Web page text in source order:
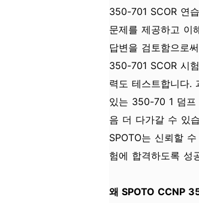
350-701 SCOR 연
문제를 제공하고 이
답변을 검토함으로
350-701 SCOR 시
력도 테스트합니다.
있는 350-70 1 덤프
음 더 다가갈 수 있
SPOTO는 신뢰할
험에 합격하도록 성
왜 SPOTO CCNP